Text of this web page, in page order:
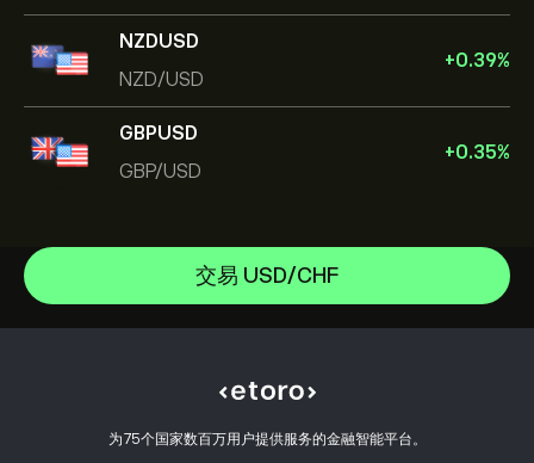
NZDUSD
NZD/USD
+0.39%
GBPUSD
GBP/USD
+0.35%
交易 USD/CHF
为75个国家数百万用户提供服务的金融智能平台。
NZD/USD
USD/CAD
如何入金
如何出金
开设账户
客户端漏洞
CopyTrading 简介
负责任交易
eToro Academy
选择 eToro 的理由
我们的办事处